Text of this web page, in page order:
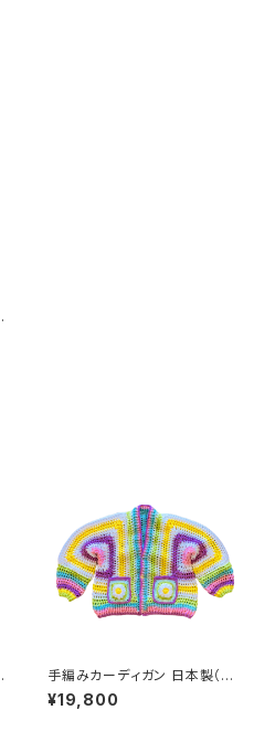
手編みカーディガン 日本製（デ
イジーフラワー）
¥19,800